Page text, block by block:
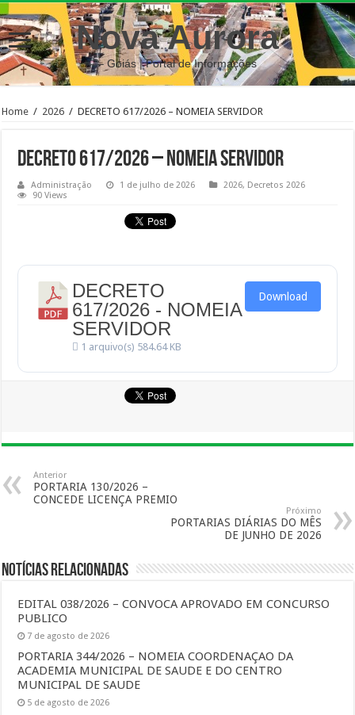
Nova Aurora
– Goiás | Portal de Informações
Home / 2026 / DECRETO 617/2026 – NOMEIA SERVIDOR
DECRETO 617/2026 – NOMEIA SERVIDOR
Administração 1 de julho de 2026 2026, Decretos 2026
90 Views
DECRETO
617/2026 - NOMEIA
SERVIDOR
1 arquivo(s) 584.64 KB
Download
Anterior
PORTARIA 130/2026 –
CONCEDE LICENÇA PREMIO
Próximo
PORTARIAS DIÁRIAS DO MÊS
DE JUNHO DE 2026
Notícias Relacionadas
EDITAL 038/2026 – CONVOCA APROVADO EM CONCURSO
PUBLICO
7 de agosto de 2026
PORTARIA 344/2026 – NOMEIA COORDENAÇAO DA
ACADEMIA MUNICIPAL DE SAUDE E DO CENTRO
MUNICIPAL DE SAUDE
5 de agosto de 2026